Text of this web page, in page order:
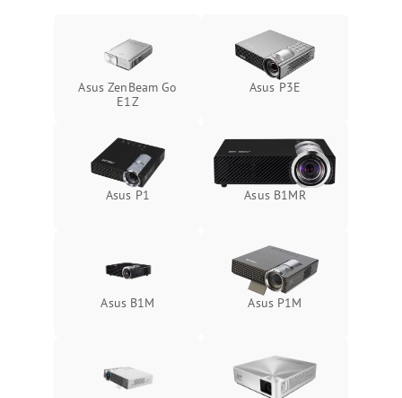
Asus ZenBeam Go
E1Z
Asus P3E
Asus P1 Asus B1MR
Asus B1M Asus P1M